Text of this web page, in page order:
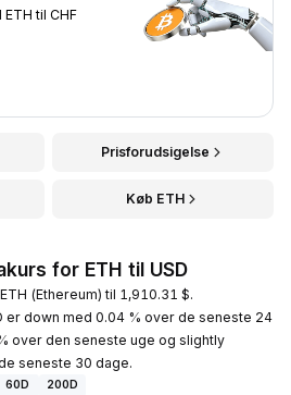
til CHF
Prisforudsigelse
Køb ETH
for ETH til USD
(Ethereum) til 1,910.31 $.
er down med 0.04 % over de seneste 24
over den seneste uge og slightly
seneste 30 dage.
60D
200D